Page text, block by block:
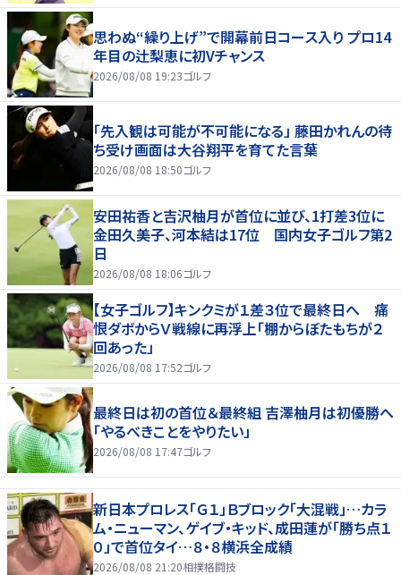
思わぬ“繰り上げ”で開幕前日コース入り プロ14
年目の辻梨恵に初Vチャンス
2026/08/08 19:23ゴルフ
「先入観は可能が不可能になる」 藤田かれんの待
ち受け画面は大谷翔平を育てた言葉
2026/08/08 18:50ゴルフ
安田祐香と吉沢柚月が首位に並び、1打差3位に
金田久美子、河本結は17位 国内女子ゴルフ第2
日
2026/08/08 18:06ゴルフ
【女子ゴルフ】キンクミが１差３位で最終日へ 痛
恨ダボからＶ戦線に再浮上「棚からぼたもちが２
回あった」
2026/08/08 17:52ゴルフ
最終日は初の首位＆最終組 吉澤柚月は初優勝へ
「やるべきことをやりたい」
2026/08/08 17:47ゴルフ
新日本プロレス「Ｇ１」Ｂブロック「大混戦」…カラ
ム・ニューマン、ゲイブ・キッド、成田蓮が「勝ち点１
０」で首位タイ…８・８横浜全成績
2026/08/08 21:20相撲格闘技